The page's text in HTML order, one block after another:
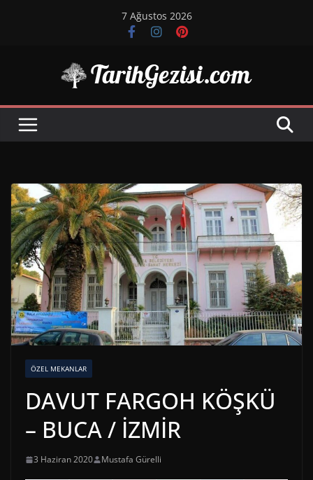
7 Ağustos 2026
ÖZEL MEKANLAR
DAVUT FARGOH KÖŞKÜ
– BUCA / İZMİR
3 Haziran 2020 Mustafa Gürelli